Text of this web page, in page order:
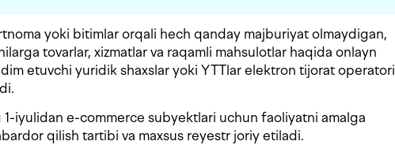
yoki bitimlar orqali hech qanday majburiyat olmaydigan,
tovarlar, xizmatlar va raqamli mahsulotlar haqida onlayn
etuvchi yuridik shaxslar yoki YTTlar elektron tijorat operatori
iyulidan e-commerce subyektlari uchun faoliyatni amalga
qilish tartibi va maxsus reyestr joriy etiladi.